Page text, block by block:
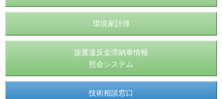
環境家計簿
放置違反金滞納車情報
照会システム
技術相談窓口